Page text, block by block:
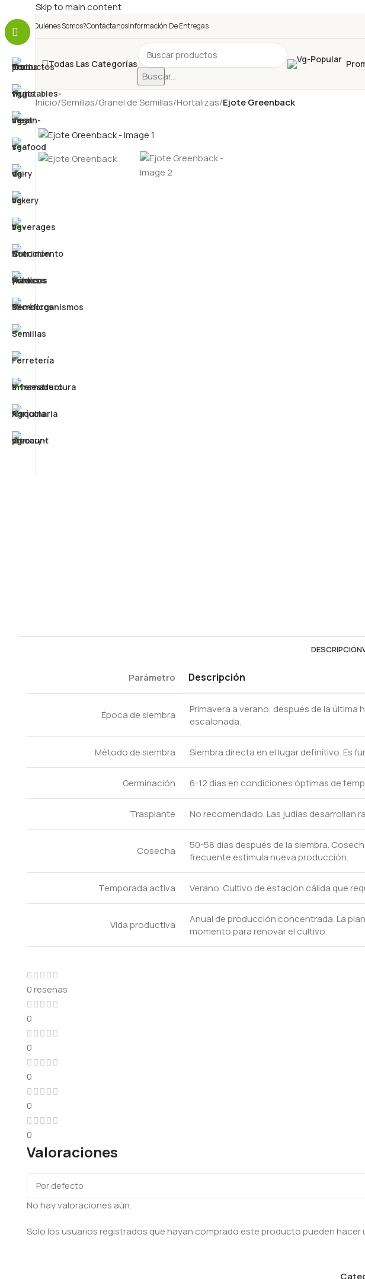
Skip to main content
¿Quiénes Somos?ContáctanosInformación De Entregas
Todas Las Categorías
Buscar...
Inicio/Semillas/Granel de Semillas/Hortalizas/Ejote Greenback
DESCRIPCIÓN
Parámetro Descripción
Época de siembra
Primavera a verano, después de la
escalonada.
Método de siembra Siembra directa en el lugar definitivo. Es
Germinación 6-12 días en condiciones óptimas de
Trasplante No recomendado. Las judías desarrollan
Cosecha
50-58 días después de la siembra.
frecuente estimula nueva producción.
Temporada activa Verano. Cultivo de estación cálida que
Vida productiva
Anual de producción concentrada. La
momento para renovar el cultivo.
0 reseñas
0
0
0
0
0
Valoraciones
No hay valoraciones aún.
Solo los usuarios registrados que hayan comprado este producto pueden hacer